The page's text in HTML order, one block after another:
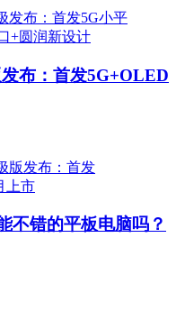
布：首发5G+OLED
不错的平板电脑吗？